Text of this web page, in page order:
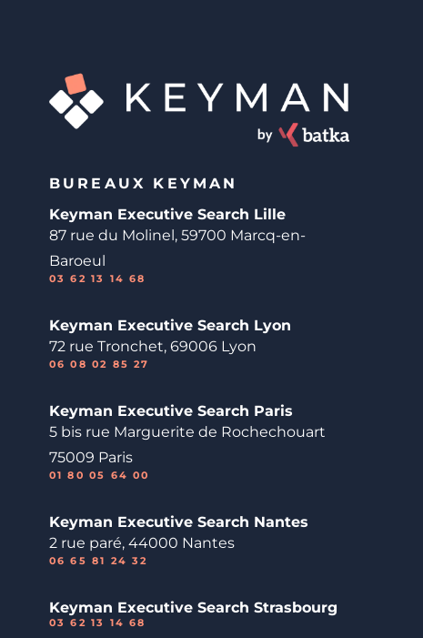
BUREAUX KEYMAN
Keyman Executive Search Lille
87 rue du Molinel, 59700 Marcq-en-
Baroeul
03 62 13 14 68
Keyman Executive Search Lyon
72 rue Tronchet, 69006 Lyon
06 08 02 85 27
Keyman Executive Search Paris
5 bis rue Marguerite de Rochechouart
75009 Paris
01 80 05 64 00
Keyman Executive Search Nantes
2 rue paré, 44000 Nantes
06 65 81 24 32
Keyman Executive Search Strasbourg
03 62 13 14 68